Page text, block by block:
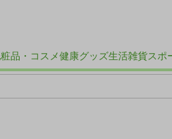
品・コスメ健康グッズ生活雑貨スポ